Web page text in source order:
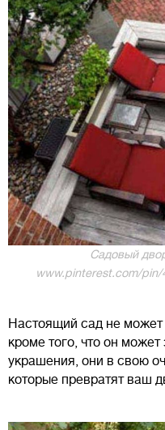
Садовый
www.pinterest.com/
Настоящий сад не может
кроме того, что он может
украшения, они в свою
которые превратят ваш